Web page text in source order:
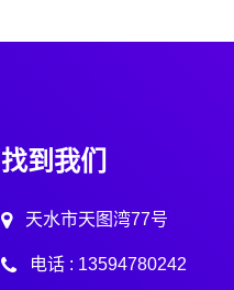
找到我们
天水市天图湾77号
电话 : 13594780242